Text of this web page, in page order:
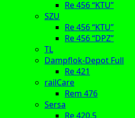
Re 456 “KTU”
SZU
Re 456 “KTU”
Re 456 “DPZ”
TL
Dampflok-Depot Full
Re 421
railCare
Rem 476
Sersa
Re 420.5